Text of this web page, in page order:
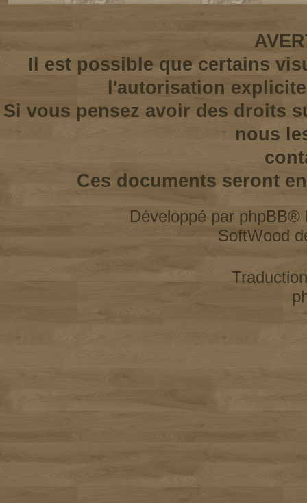
Il est possible que certains
l'autorisation
Si vous pensez avoir des droits
nous
Ces documents seront
Développé par phpBB®
SoftWood